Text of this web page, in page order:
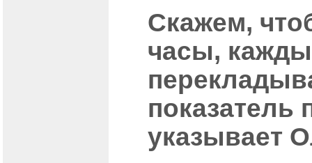
Скажем,
часы,
показатель
указывает